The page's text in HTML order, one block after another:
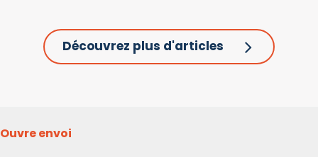
Découvrez plus d'articles
Ouvre envoi